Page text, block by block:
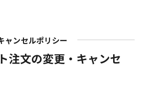
ャンセルポリシー
注文の変更・キャンセ